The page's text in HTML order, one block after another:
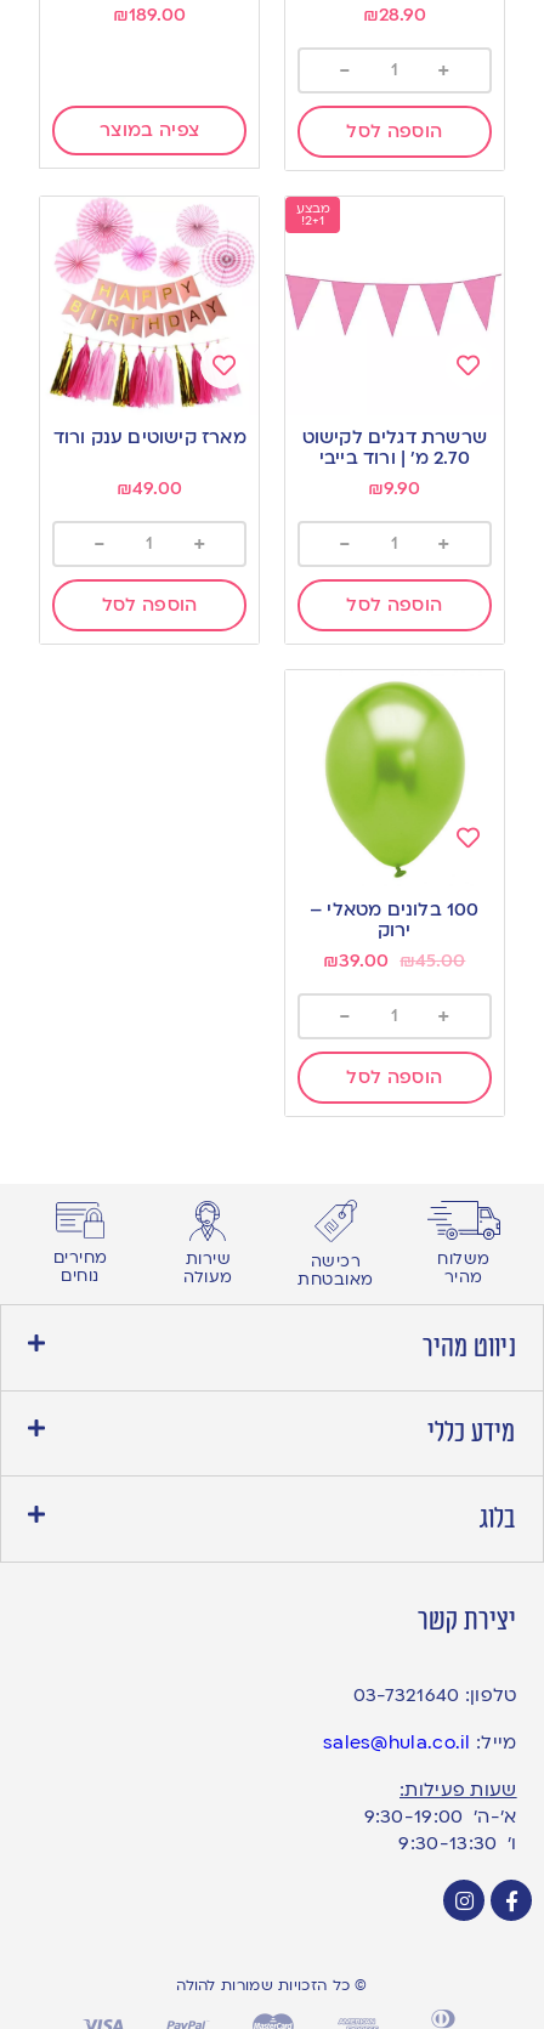
₪28.90
+
-
הוספה לסל
₪189.00
צפיה במוצר
מבצע
2+1!
to
wishlist
שרשרת דגלים לקישוט
2.70 מ’ | ורוד בייבי
₪9.90
+
-
הוספה לסל
Add
to
wishlist
מארז קישוטים ענק ורוד
₪49.00
+
-
הוספה לסל
to
100 בלונים מטאלי –
ירוק
₪45.00
₪39.00
+
-
הוספה לסל
משלוח
מהיר
רכישה
מאובטחת
שירות
מעולה
מחירים
נוחים
ניווט מהיר
מידע כללי
בלוג
יצירת קשר
טלפון: 03-7321640
מייל: sales@hula.co.il
שעות פעילות:
א’-ה’ 9:30-19:00
ו׳ 9:30-13:30
© כל הזכויות שמורות להולה